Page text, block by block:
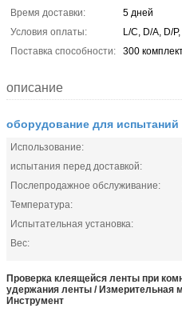
Время доставки:
5 дней
Условия оплаты:
L/C, D/A, D/
Поставка способности:
300
описание
оборудование для испытаний
Использование:
испытания перед доставкой:
Послепродажное обслуживание:
Температура:
Испытательная установка:
Вес:
Проверка клеящейся ленты при
удержания ленты / Измерительная
Инструмент